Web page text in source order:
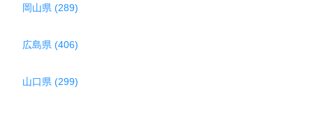
岡山県 (289)
広島県 (406)
山口県 (299)